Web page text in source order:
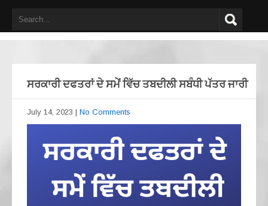
ਸਰਕਾਰੀ ਦਫਤਰਾਂ ਦੇ ਸਮੇਂ ਵਿੱਚ ਤਬਦੀਲੀ ਸਬੰਧੀ ਪੱਤਰ ਜਾਰੀ
July 14, 2023 | No Comments